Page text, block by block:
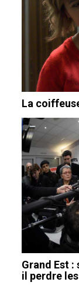
La
Grand Est
il perdre